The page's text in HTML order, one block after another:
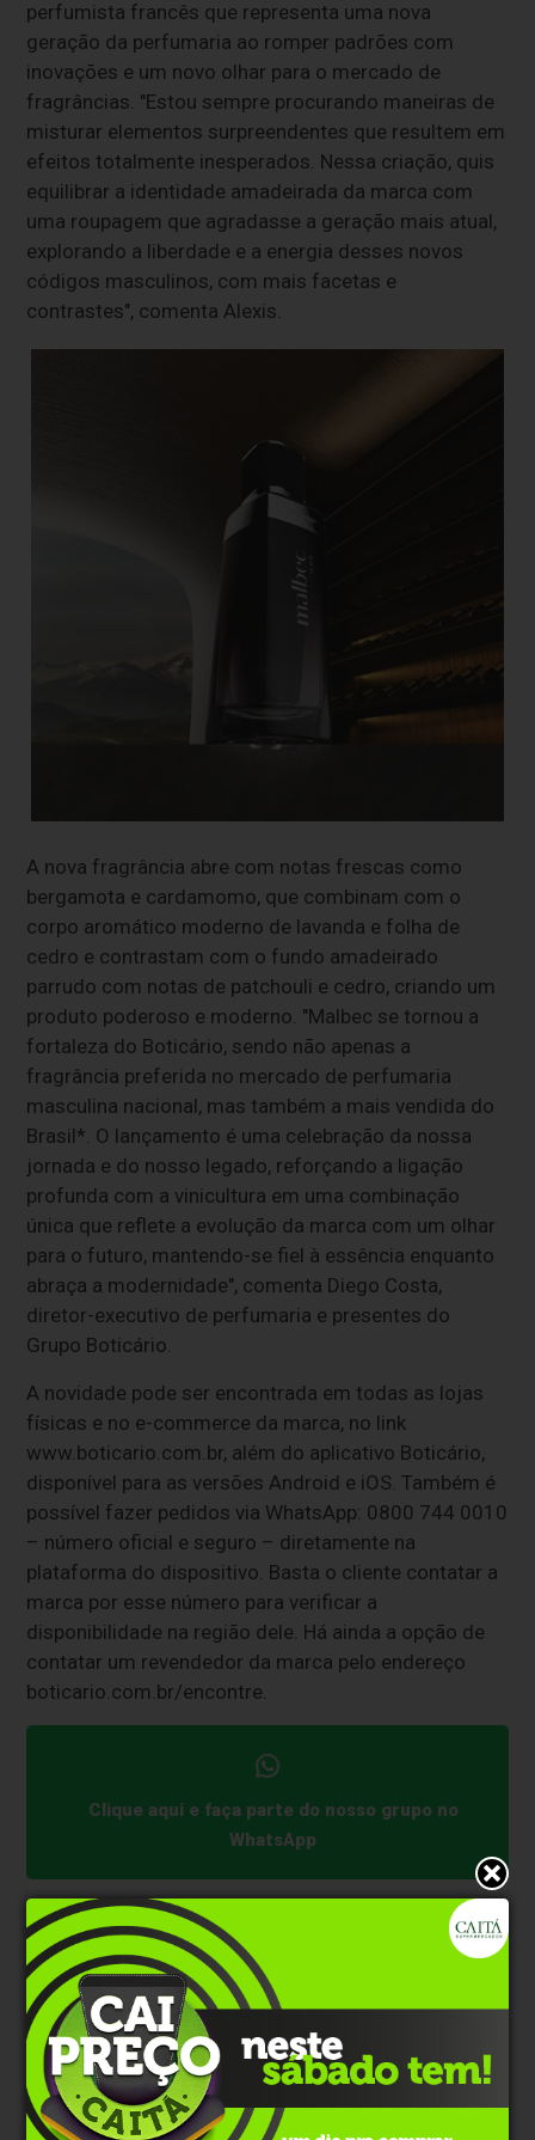
perfumista francês que representa uma nova
geração da perfumaria ao romper padrões com
inovações e um novo olhar para o mercado de
fragrâncias. "Estou sempre procurando maneiras de
misturar elementos surpreendentes que resultem em
efeitos totalmente inesperados. Nessa criação, quis
equilibrar a identidade amadeirada da marca com
uma roupagem que agradasse a geração mais atual,
explorando a liberdade e a energia desses novos
códigos masculinos, com mais facetas e
contrastes", comenta Alexis.
A nova fragrância abre com notas frescas como
bergamota e cardamomo, que combinam com o
corpo aromático moderno de lavanda e folha de
cedro e contrastam com o fundo amadeirado
parrudo com notas de patchouli e cedro, criando um
produto poderoso e moderno. "Malbec se tornou a
fortaleza do Boticário, sendo não apenas a
fragrância preferida no mercado de perfumaria
masculina nacional, mas também a mais vendida do
Brasil*. O lançamento é uma celebração da nossa
jornada e do nosso legado, reforçando a ligação
profunda com a vinicultura em uma combinação
única que reflete a evolução da marca com um olhar
para o futuro, mantendo-se fiel à essência enquanto
abraça a modernidade", comenta Diego Costa,
diretor-executivo de perfumaria e presentes do
Grupo Boticário.
A novidade pode ser encontrada em todas as lojas
físicas e no e-commerce da marca, no link
www.boticario.com.br, além do aplicativo Boticário,
disponível para as versões Android e iOS. Também é
possível fazer pedidos via WhatsApp: 0800 744 0010
– número oficial e seguro – diretamente na
plataforma do dispositivo. Basta o cliente contatar a
marca por esse número para verificar a
disponibilidade na região dele. Há ainda a opção de
contatar um revendedor da marca pelo endereço
boticario.com.br/encontre.
Clique aqui e faça parte do nosso grupo no
WhatsApp